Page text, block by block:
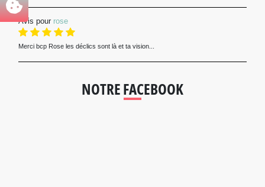
Avis pour rose
Merci bcp Rose les déclics sont là et ta vision...
NOTRE FACEBOOK